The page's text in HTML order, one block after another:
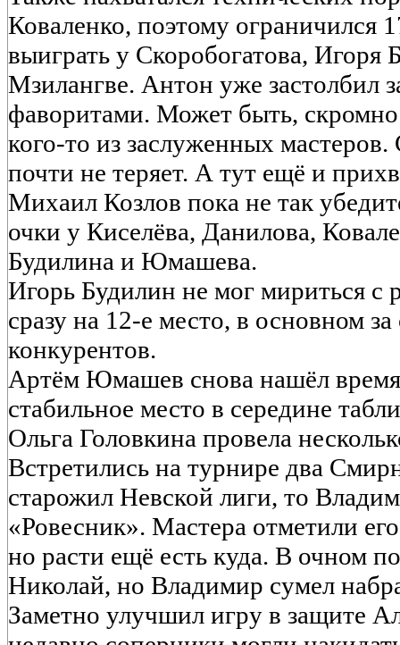
Коваленко, поэтому ограничился
выиграть у Скоробогатова, Игоря
Мзилангве. Антон уже застолбил
фаворитами. Может быть,
кого-то из заслуженных
почти не теряет. А тут ещё и
Михаил Козлов пока не так
очки у Киселёва, Данилова,
Будилина и Юмашева.
Игорь Будилин не мог мириться с
сразу на 12-е место, в основном
конкурентов.
Артём Юмашев снова нашёл
стабильное место в середине
Ольга Головкина провела
Встретились на турнире два
старожил Невской лиги, то
«Ровесник». Мастера отметили
но расти ещё есть куда. В очном
Николай, но Владимир сумел
Заметно улучшил игру в защите